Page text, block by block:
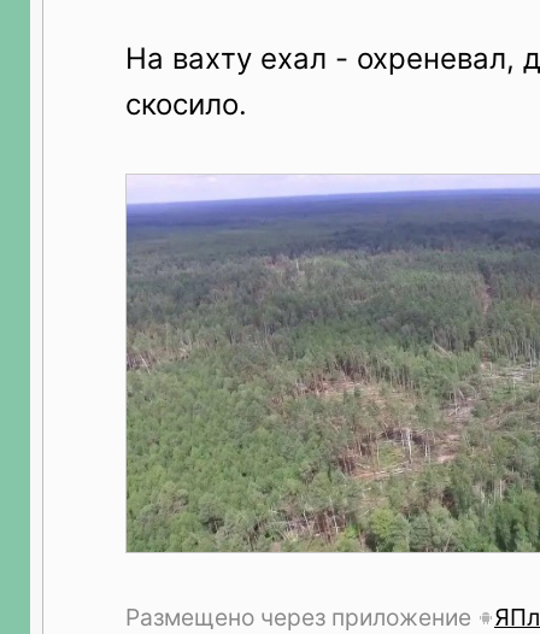
На вахту ехал - охреневал,
скосило.
Размещено через приложение